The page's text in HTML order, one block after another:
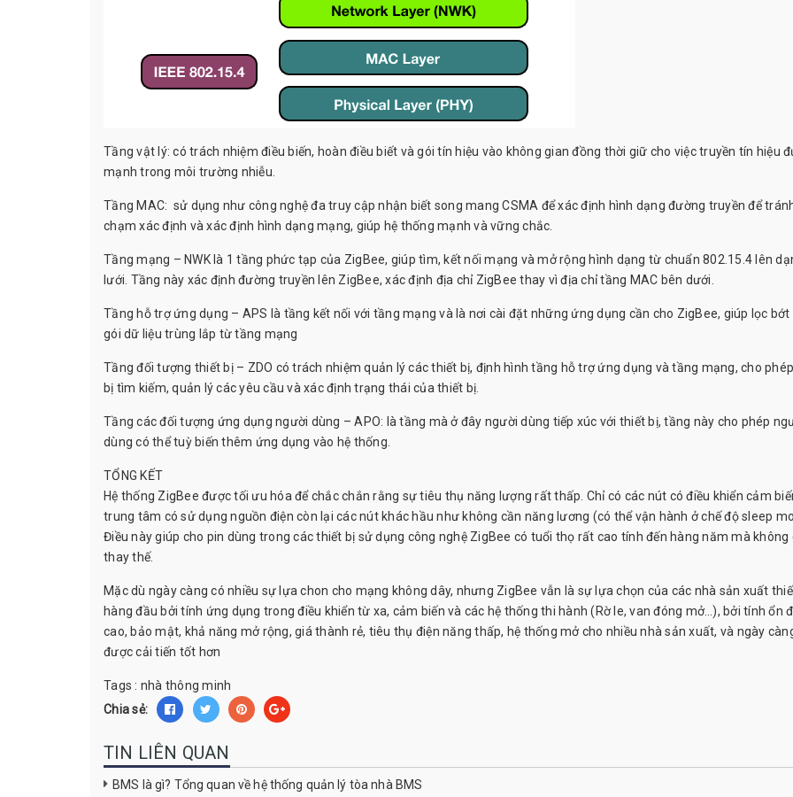
Tầng vật lý: có trách nhiệm điều biến, hoàn điều biết và gói tín hiệu vào không gian đồng thời giữ cho việc truyền tín hiệu
mạnh trong môi trường nhiễu.
Tầng MAC: sử dụng như công nghệ đa truy cập nhận biết song mang CSMA để xác định hình dạng đường truyền để
chạm xác định và xác định hình dạng mạng, giúp hệ thống mạnh và vững chắc.
Tầng mạng – NWK là 1 tầng phức tạp của ZigBee, giúp tìm, kết nối mạng và mở rộng hình dạng từ chuẩn 802.15.4 lên
lưới. Tầng này xác định đường truyền lên ZigBee, xác định địa chỉ ZigBee thay vì địa chỉ tầng MAC bên dưới.
Tầng hỗ trợ ứng dụng – APS là tầng kết nối với tầng mạng và là nơi cài đặt những ứng dụng cần cho ZigBee, giúp lọc bớt
gói dữ liệu trùng lắp từ tầng mạng
Tầng đối tượng thiết bị – ZDO có trách nhiệm quản lý các thiết bị, định hình tầng hỗ trợ ứng dụng và tầng mạng, cho
bị tìm kiếm, quản lý các yêu cầu và xác định trạng thái của thiết bị.
Tầng các đối tượng ứng dụng người dùng – APO: là tầng mà ở đây người dùng tiếp xúc với thiết bị, tầng này cho phép
dùng có thể tuỳ biến thêm ứng dụng vào hệ thống.
TỔNG KẾT
Hệ thống ZigBee được tối ưu hóa để chắc chắn rằng sự tiêu thụ năng lượng rất thấp. Chỉ có các nút có điều khiển cảm
trung tâm có sử dụng nguồn điện còn lại các nút khác hầu như không cần năng lương (có thể vận hành ở chế độ sleep
Điều này giúp cho pin dùng trong các thiết bị sử dụng công nghệ ZigBee có tuổi thọ rất cao tính đến hàng năm mà không
thay thế.
Mặc dù ngày càng có nhiều sự lựa chon cho mạng không dây, nhưng ZigBee vẫn là sự lựa chọn của các nhà sản xuất
hàng đầu bởi tính ứng dụng trong điều khiển từ xa, cảm biến và các hệ thống thi hành (Rờ le, van đóng mở…), bởi tính ổn
cao, bảo mật, khả năng mở rộng, giá thành rẻ, tiêu thụ điện năng thấp, hệ thống mở cho nhiều nhà sản xuất, và ngày
được cải tiến tốt hơn
Tags : nhà thông minh
Chia sẻ:
TIN LIÊN QUAN
BMS là gì? Tổng quan về hệ thống quản lý tòa nhà BMS